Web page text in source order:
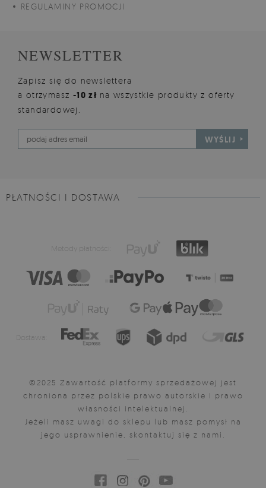
REGULAMINY PROMOCJI
NEWSLETTER
Zapisz się do newslettera
a otrzymasz -10 zł na wszystkie produkty z oferty
standardowej.
WYŚLIJ
PŁATNOŚCI I DOSTAWA
Metody płatności:
Dostawa:
©2025 Zawartość platformy sprzedażowej jest
chroniona przez polskie prawo autorskie i prawo
własności intelektualnej.
Jeżeli masz uwagi do sklepu lub masz pomysł na
jego usprawnienie, skontaktuj się z nami.